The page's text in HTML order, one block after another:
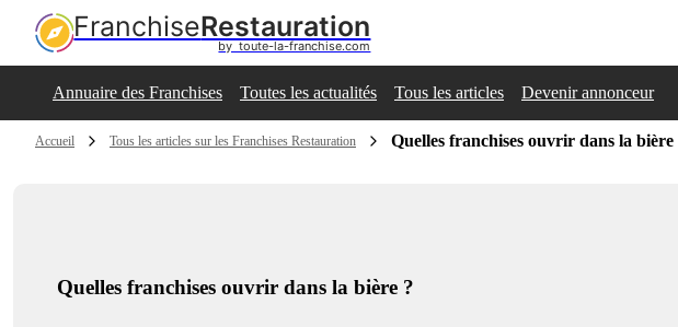
FranchiseRestauration
by  toute-la-franchise.com
Annuaire des Franchises Toutes les actualités Tous les articles Devenir annonceur
Accueil Tous les articles sur les Franchises Restauration Quelles franchises ouvrir dans la bière
Quelles franchises ouvrir dans la bière ?